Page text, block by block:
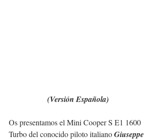
(Versión Española)
Os presentamos el Mini Cooper S E1 1600
Turbo del conocido piloto italiano Giuseppe